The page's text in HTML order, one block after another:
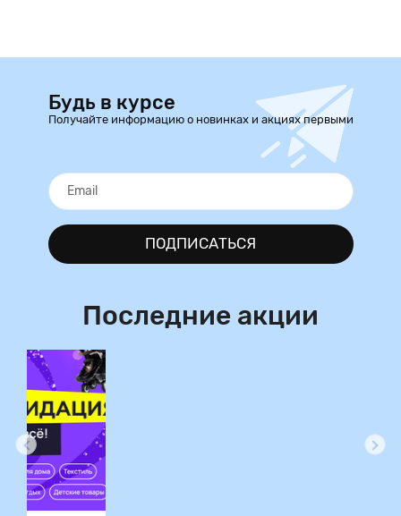
Будь в курсе
Получайте информацию о новинках и акциях первыми
ПОДПИСАТЬСЯ
Последние акции